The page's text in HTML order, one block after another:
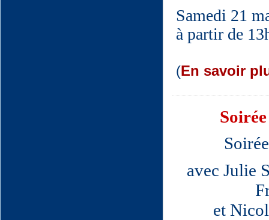
Samedi 21
à partir de
(En savoir
avec Julie
et